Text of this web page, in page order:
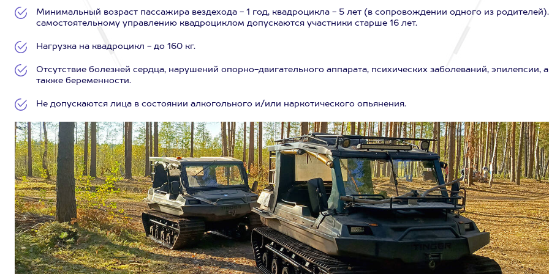
Минимальный возраст пассажира вездехода - 1 год, квадроцикла - 5 лет (в сопровождении одного из
самостоятельному управлению квадроциклом допускаются участники старше 16 лет.
Нагрузка на квадроцикл - до 160 кг.
Отсутствие болезней сердца, нарушений опорно-двигательного аппарата, психических заболеваний, эпилепсии, а
также беременности.
Не допускаются лица в состоянии алкогольного и/или наркотического опьянения.